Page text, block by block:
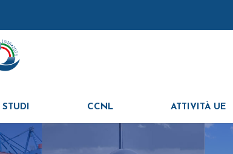
CCNL ATTIVITÀ UE